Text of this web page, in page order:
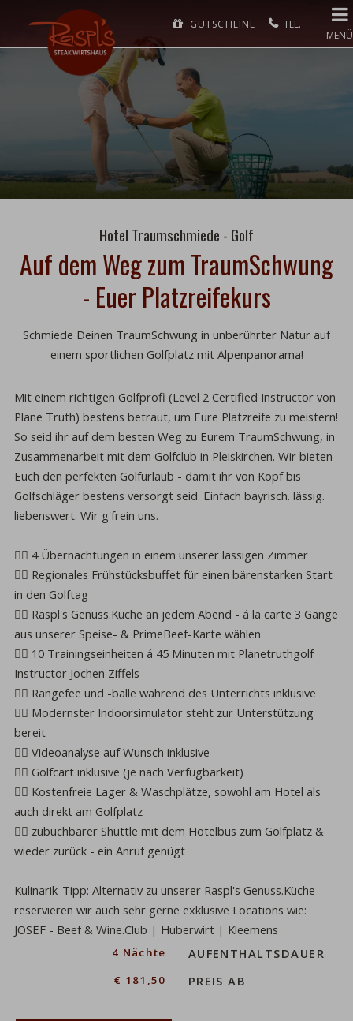
GUTSCHEINE
MENÜ
Hotel Traumschmiede - Golf
Auf dem Weg zum TraumSchwung
- Euer Platzreifekurs
Schmiede Deinen TraumSchwung in unberührter Natur auf
einem sportlichen Golfplatz mit Alpenpanorama!
Mit einemrichtigen Golfprofi (Level 2 Certified Instructor von
Plane Truth) bestens betraut, um Eure Platzreife zu meistern!
So seid ihrauf dem besten Weg zu Eurem TraumSchwung, in
Zusammenarbeit mit dem Golfclub in Pleiskirchen. Wir bieten
Euch den perfekten Golfurlaub - damit ihrvon Kopf bis
Golfschläger bestens versorgt seid. Einfachbayrisch. lässig.
liebenswert. Wir g'frein uns.
🏌️‍♀️ 4 Übernachtungen in einem unsererlässigen Zimmer
🏌️‍♀️ Regionales Frühstücksbuffet für einen bärenstarken Start
in den Golftag
🏌️‍♀️ Raspl's Genuss.Küche an jedem Abend - á la carte 3 Gänge
aus unsererSpeise- & PrimeBeef-Karte wählen
🏌️‍♀️ 10 Trainingseinheiten á 45 Minuten mit Planetruthgolf
Instructor Jochen Ziffels
🏌️‍♀️ Rangefee und -bälle während des Unterrichtsinklusive
🏌️‍♀️ Modernster Indoorsimulator steht zur Unterstützung
bereit
🏌️‍♀️ Videoanalyse auf Wunschinklusive
🏌️‍♀️ Golfcart inklusive (je nach Verfügbarkeit)
🏌️‍♀️ Kostenfreie Lager & Waschplätze, sowohl am Hotel als
auch direkt am Golfplatz
🏌️‍♀️ zubuchbarer Shuttlemit dem Hotelbus zum Golfplatz &
wieder zurück - ein Anruf genügt
Kulinarik-Tipp: Alternativ zu unserer Raspl's Genuss.Küche
reservieren wir auch sehr gerne exklusive Locations wie:
JOSEF - Beef & Wine.Club | Huberwirt | Kleemens
AUFENTHALTSDAUER
4 Nächte
PREIS AB
€ 181,50